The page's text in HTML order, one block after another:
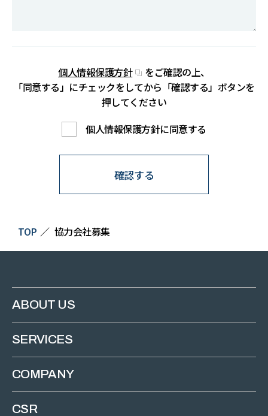
個人情報保護方針
をご確認の上、
「同意する」にチェックをしてから「確認する」ボタンを
押してください
個人情報保護方針に同意する
確認する
TOP 協力会社募集
ABOUT US
SERVICES
COMPANY
CSR